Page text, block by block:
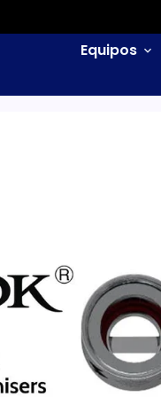
Equipos keyboard_arrow_down